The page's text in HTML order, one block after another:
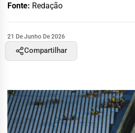
Fonte: Redação
21 De Junho De 2026
Compartilhar